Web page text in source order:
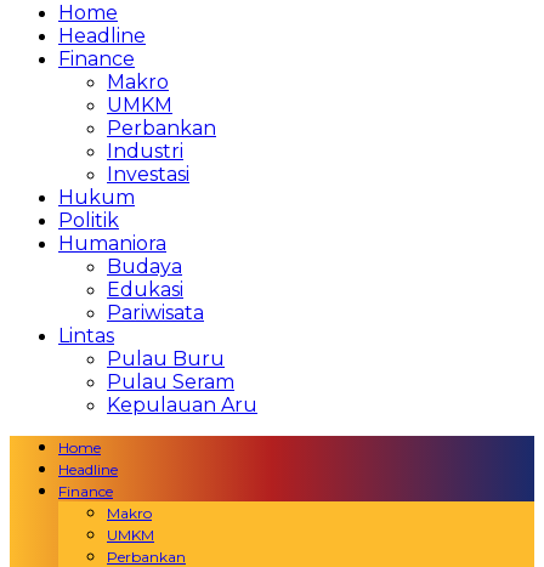
Home
Headline
Finance
Makro
UMKM
Perbankan
Industri
Investasi
Hukum
Politik
Humaniora
Budaya
Edukasi
Pariwisata
Lintas
Pulau Buru
Pulau Seram
Kepulauan Aru
Home
Headline
Finance
Makro
UMKM
Perbankan